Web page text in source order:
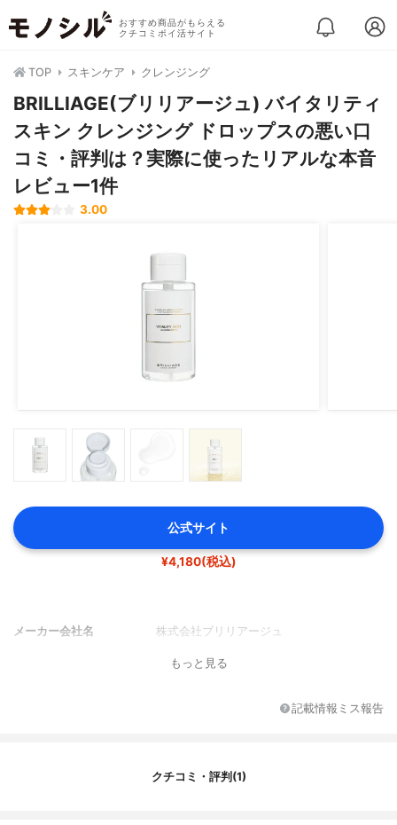
おすすめ商品がもらえる
クチコミポイ活サイト
TOP スキンケア クレンジング
BRILLIAGE(ブリリアージュ) バイタリティ
スキン クレンジング ドロップスの悪い口
コミ・評判は？実際に使ったリアルな本音
レビュー1件
3.00
公式サイト
¥4,180(税込)
メーカー会社名 株式会社ブリリアージュ
もっと見る
記載情報ミス報告
クチコミ・評判(1)